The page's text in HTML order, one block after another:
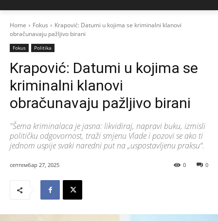
Home Fokus
Krapović: Datumi u kojima se kriminalni klanovi
obračunavaju pažljivo birani
Fokus Politika
Krapović: Datumi u kojima se
kriminalni klanovi
obračunavaju pažljivo birani
"Šema kriminalaca je jasna: likvidiraj, napravi buku, izmisli
političku odgovornost, traži smjenu Vlade i pozovi se ako ti
jednom uspije svaki naredni put na „uspostavljenu praksu“.
септембар 27, 2025 0
0